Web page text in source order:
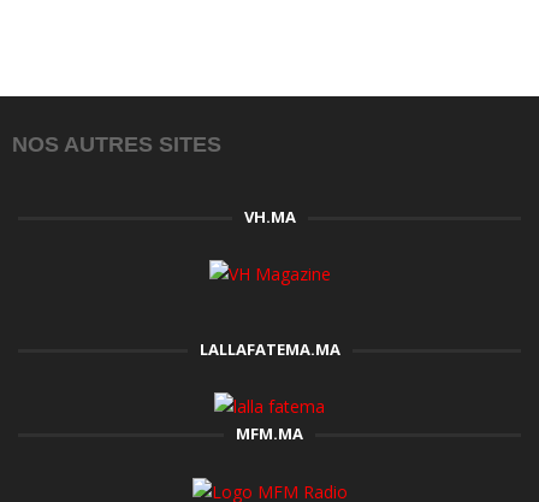
NOS AUTRES SITES
VH.MA
LALLAFATEMA.MA
MFM.MA